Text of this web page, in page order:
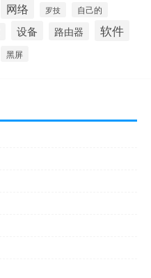
网络 罗技 自己的
设备 路由器
软件
黑屏